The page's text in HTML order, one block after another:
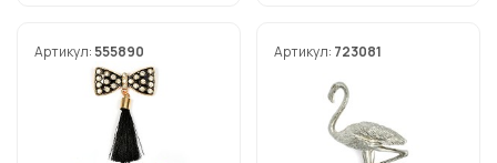
Артикул: 555890 Артикул: 723081